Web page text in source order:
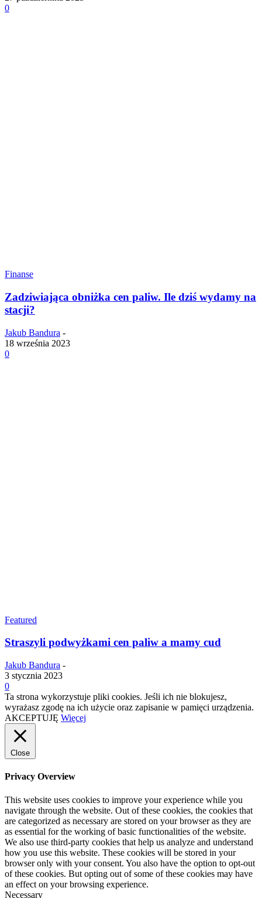
0
Finanse
Zadziwiająca obniżka cen paliw. Ile dziś wydamy na
stacji?
Jakub Bandura -
18 września 2023
0
Featured
Straszyli podwyżkami cen paliw a mamy cud
Jakub Bandura -
3 stycznia 2023
0
Ta strona wykorzystuje pliki cookies. Jeśli ich nie blokujesz,
wyrażasz zgodę na ich użycie oraz zapisanie w pamięci urządzenia.
AKCEPTUJĘ Więcej
Close
Privacy Overview
This website uses cookies to improve your experience while you
navigate through the website. Out of these cookies, the cookies that
are categorized as necessary are stored on your browser as they are
as essential for the working of basic functionalities of the website.
We also use third-party cookies that help us analyze and understand
how you use this website. These cookies will be stored in your
browser only with your consent. You also have the option to opt-out
of these cookies. But opting out of some of these cookies may have
an effect on your browsing experience.
Necessary